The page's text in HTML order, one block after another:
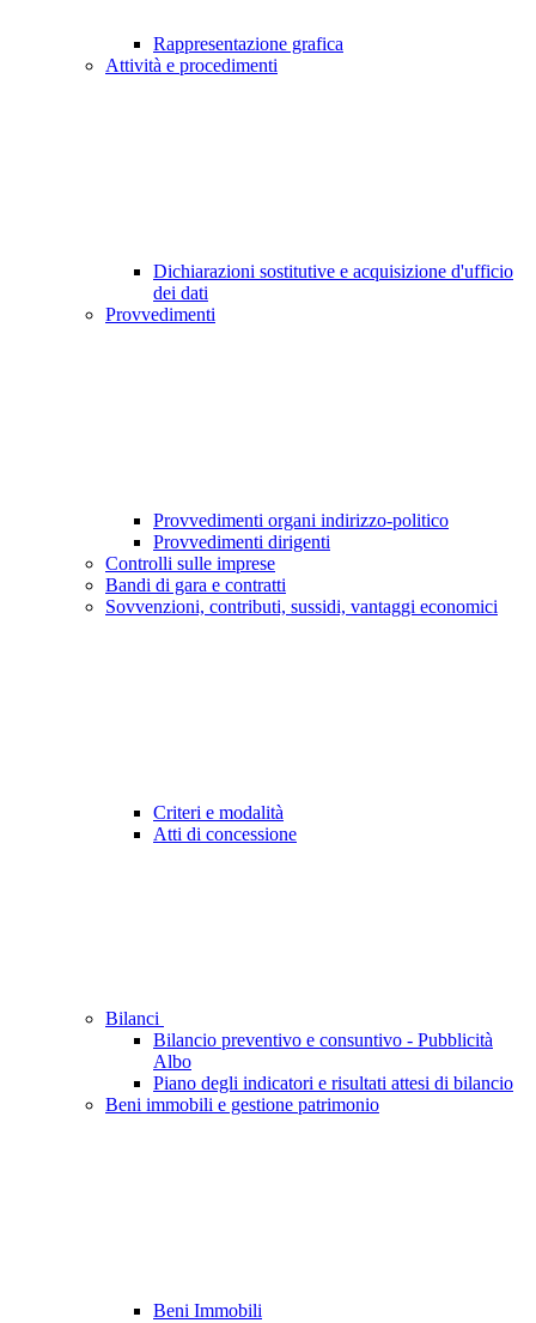
Rappresentazione grafica
Attività e procedimenti
Dichiarazioni sostitutive e acquisizione d'ufficio
dei dati
Provvedimenti
Provvedimenti organi indirizzo-politico
Provvedimenti dirigenti
Controlli sulle imprese
Bandi di gara e contratti
Sovvenzioni, contributi, sussidi, vantaggi economici
Criteri e modalità
Atti di concessione
Bilanci
Bilancio preventivo e consuntivo - Pubblicità
Albo
Piano degli indicatori e risultati attesi di bilancio
Beni immobili e gestione patrimonio
Beni Immobili